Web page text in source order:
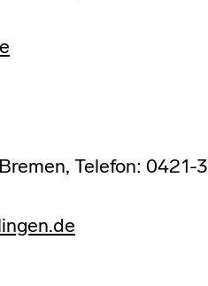
Telefon: 0421-